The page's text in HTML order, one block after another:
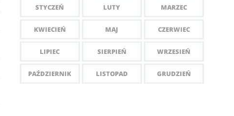
STYCZEŃ LUTY MARZEC
KWIECIEŃ MAJ CZERWIEC
LIPIEC SIERPIEŃ WRZESIEŃ
PAŹDZIERNIK LISTOPAD GRUDZIEŃ